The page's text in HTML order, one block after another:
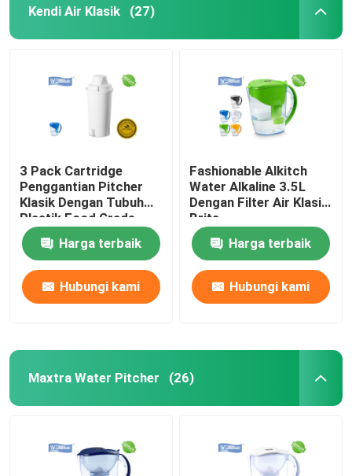
Kendi Air Klasik (27)
3 Pack Cartridge
Penggantian Pitcher
Klasik Dengan Tubuh
Plastik Food Grade
Harga terbaik
Hubungi kami
Fashionable Alkitch
Water Alkaline 3.5L
Dengan Filter Air Klasik
Brita
Harga terbaik
Hubungi kami
Maxtra Water Pitcher (26)